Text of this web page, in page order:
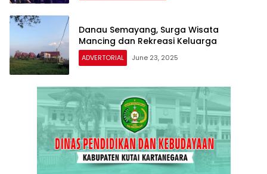
Danau Semayang, Surga Wisata
Mancing dan Rekreasi Keluarga
ADVERTORIAL June 23, 2025